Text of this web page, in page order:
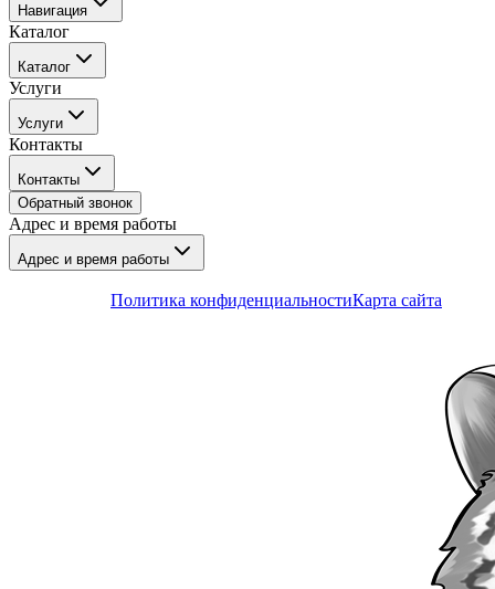
Навигация
Каталог
Услуги
О компании
Гарантия и качество
Контакты
Каталог
Каталог
Кессоны для скважины
Станции биологической очистки
Накопительные емкости
Услуги
Услуги
Бурение скважин
Канализация
Дренаж
Обустройство скважин
Контакты
Контакты
+375 (29) 698–38–58
+375 (33) 668–38–58
VodnyeResheniya@gmail.com
Обратный звонок
Адрес и время работы
Адрес и время работы
Минская обл., д. Боровая, 3, оф. 303. 08:30 — 18:00
Политика конфиденциальностиКарта сайта